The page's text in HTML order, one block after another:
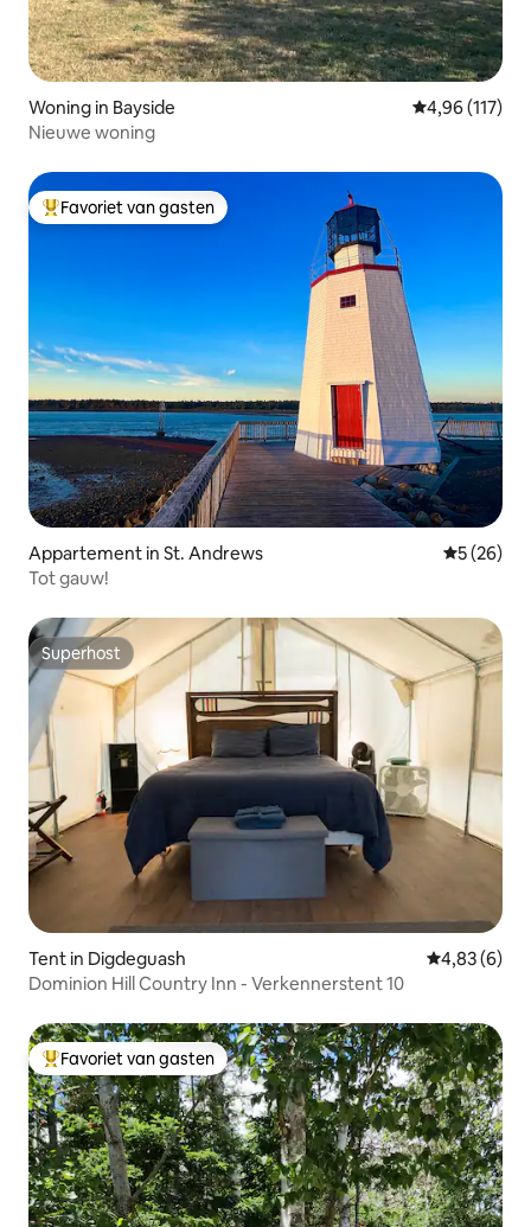
Woning in Bayside Gemiddelde
4,96 (117)
Nieuwe woning
Topfavoriet van gasten
Favoriet van gasten
Appartement in St. Andrews
5 (26)
Tot gauw!
Superhost
Superhost
Tent in Digdeguash Gemiddelde
4,83 (6)
Dominion Hill Country Inn - Verkennerstent 10
Topfavoriet van gasten
Favoriet van gasten